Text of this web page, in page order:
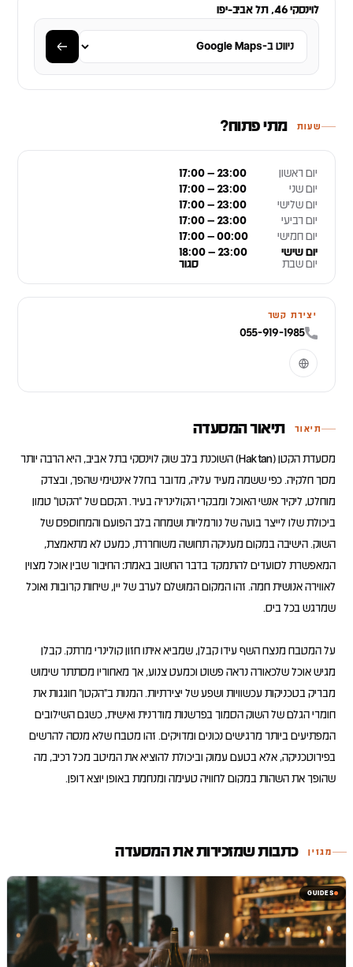
לוינסקי 46, תל אביב-יפו
שעות מתי פתוח?
יום ראשון
17:00 – 23:00
יום שני
17:00 – 23:00
יום שלישי
17:00 – 23:00
יום רביעי
17:00 – 23:00
יום חמישי
17:00 – 00:00
יום שישי
18:00 – 23:00
יום שבת
סגור
יצירת קשר
055-919-1985
תיאור תיאור המסעדה
מסעדת הקטן (Haktan) השוכנת בלב שוק לוינסקי בתל אביב, היא הרבה יותר
מסך חלקיה. כפי ששמה מעיד עליה, מדובר בחלל אינטימי שהפך, ובצדק
מוחלט, ליקיר אנשי האוכל ומבקרי הקולינריה בעיר. הקסם של "הקטן" טמון
ביכולת שלו לייצר בועה של נורמליות ושמחה בלב הפועם והמחוספס של
השוק. הישיבה במקום מעניקה תחושה משוחררת, כמעט לא מתאמצת,
המאפשרת לסועדים להתמקד בדבר החשוב באמת: החיבור שבין אוכל מצוין
לאווירה אנושית חמה. זהו המקום המושלם לערב של יין, שיחות קרובות ואוכל
על המטבח מנצח השף עידו קבלן, שמביא איתו חזון קולינרי מרתק. קבלן
מגיש אוכל שלכאורה נראה פשוט וכמעט צנוע, אך מאחוריו מסתתר שימוש
מבריק בטכניקות עכשוויות ושפע של יצירתיות. המנות ב"הקטן" חוגגות את
חומרי הגלם של השוק הסמוך בפרשנות מודרנית ואישית, כשגם השילובים
המפתיעים ביותר מרגישים נכונים ומדויקים. זהו מטבח שלא מנסה להרשים
בפירוטכניקה, אלא בטעם עמוק וביכולת להוציא את המיטב מכל רכיב, מה
שהופך את השהות במקום לחוויה טעימה ומנחמת באופן יוצא דופן.
מגזין כתבות שמזכירות את המסעדה
GUIDES